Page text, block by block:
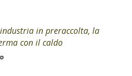
in preraccolta, la
con il caldo